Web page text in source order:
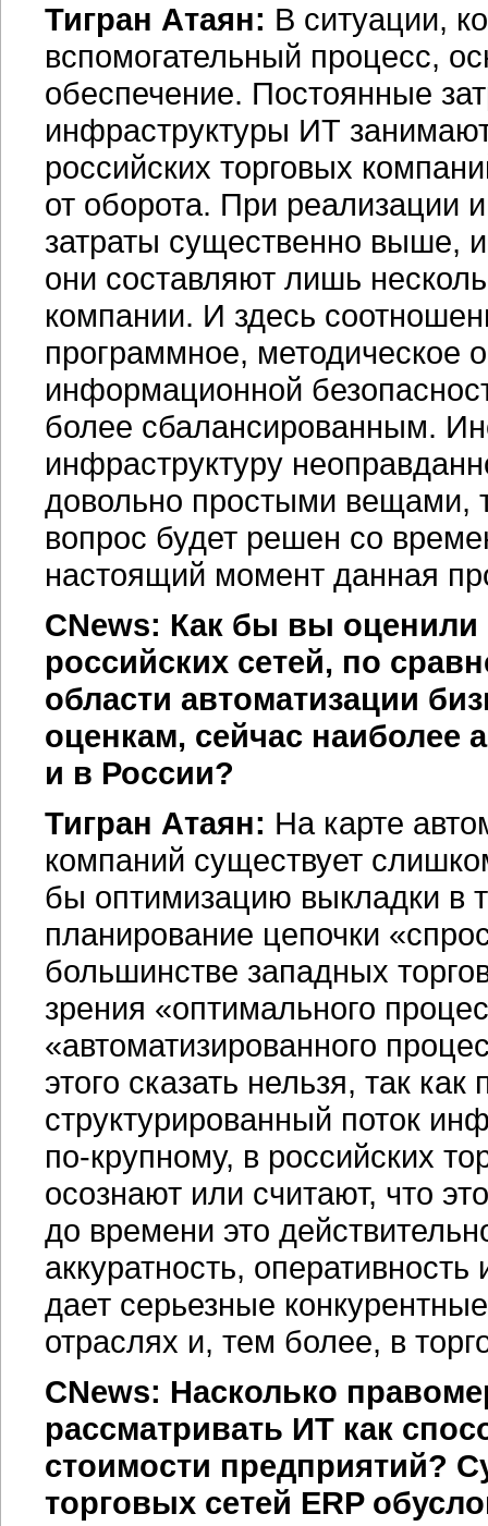
Тигран Атаян: В ситуации,
вспомогательный процесс,
обеспечение. Постоянные
инфраструктуры ИТ
российских торговых
от оборота. При реализации
затраты существенно выше,
они составляют лишь
компании. И здесь
программное, методическое
информационной
более сбалансированным.
инфраструктуру
довольно простыми вещами,
вопрос будет решен со
настоящий момент данная
CNews: Как бы вы оценили
российских сетей, по
области автоматизации
оценкам, сейчас наиболее
и в России?
Тигран Атаян: На карте
компаний существует
бы оптимизацию выкладки в
планирование цепочки
большинстве западных
зрения «оптимального
«автоматизированного
этого сказать нельзя, так
структурированный поток
по-крупному, в российских
осознают или считают, что
до времени это
аккуратность,
дает серьезные
отраслях и, тем более, в
CNews: Насколько
рассматривать ИТ как
стоимости предприятий?
торговых сетей ERP